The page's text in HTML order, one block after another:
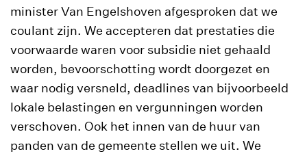
minister Van Engelshoven afgesproken dat we
coulant zijn. We accepteren dat prestaties die
voorwaarde waren voor subsidie niet gehaald
worden, bevoorschotting wordt doorgezet en
waar nodig versneld, deadlines van bijvoorbeeld
lokale belastingen en vergunningen worden
verschoven. Ook het innen van de huur van
panden van de gemeente stellen we uit. We